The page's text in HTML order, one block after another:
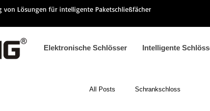
von Lösungen für intelligente Paketschließfächer
Elektronische Schlösser Intelligente
All Posts Schrankschloss